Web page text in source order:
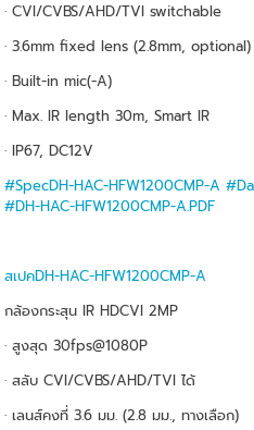
· CVI/CVBS/AHD/TVI switchable
· 3.6mm fixed lens (2.8mm, optional)
· Built-in mic(-A)
· Max. IR length 30m, Smart IR
· IP67, DC12V
#SpecDH-HAC-HFW1200CMP-A
#DH-HAC-HFW1200CMP-A.PDF
สเปคDH-HAC-HFW1200CMP-A
กล้องกระสุน IR HDCVI 2MP
· สูงสุด 30fps@1080P
· สลับ CVI/CVBS/AHD/TVI ได้
· เลนส์คงที่ 3.6 มม. (2.8 มม., ทางเลือก)